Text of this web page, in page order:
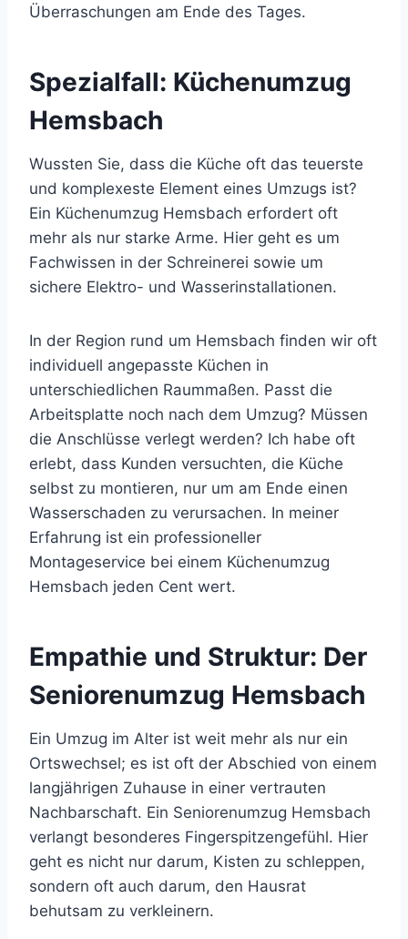
Überraschungen am Ende des Tages.
Spezialfall: Küchenumzug
Hemsbach
Wussten Sie, dass die Küche oft das teuerste
und komplexeste Element eines Umzugs ist?
Ein Küchenumzug Hemsbach erfordert oft
mehr als nur starke Arme. Hier geht es um
Fachwissen in der Schreinerei sowie um
sichere Elektro- und Wasserinstallationen.
In der Region rund um Hemsbach finden wir oft
individuell angepasste Küchen in
unterschiedlichen Raummaßen. Passt die
Arbeitsplatte noch nach dem Umzug? Müssen
die Anschlüsse verlegt werden? Ich habe oft
erlebt, dass Kunden versuchten, die Küche
selbst zu montieren, nur um am Ende einen
Wasserschaden zu verursachen. In meiner
Erfahrung ist ein professioneller
Montageservice bei einem Küchenumzug
Hemsbach jeden Cent wert.
Empathie und Struktur: Der
Seniorenumzug Hemsbach
Ein Umzug im Alter ist weit mehr als nur ein
Ortswechsel; es ist oft der Abschied von einem
langjährigen Zuhause in einer vertrauten
Nachbarschaft. Ein Seniorenumzug Hemsbach
verlangt besonderes Fingerspitzengefühl. Hier
geht es nicht nur darum, Kisten zu schleppen,
sondern oft auch darum, den Hausrat
behutsam zu verkleinern.